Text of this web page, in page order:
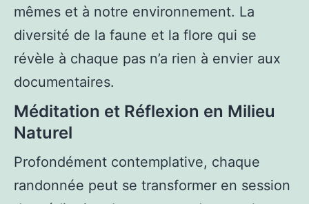
mêmes et à notre environnement. La
diversité de la faune et la flore qui se
révèle à chaque pas n’a rien à envier aux
documentaires.
Méditation et Réflexion en Milieu
Naturel
Profondément contemplative, chaque
randonnée peut se transformer en session